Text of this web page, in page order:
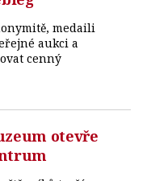
medaili
aukci a
cenný
otevře